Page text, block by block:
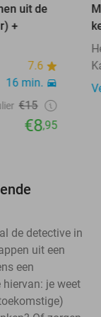
uit de
+
7.6
16 min.
€15
€8,95
de detective in
uit een
een
je weet